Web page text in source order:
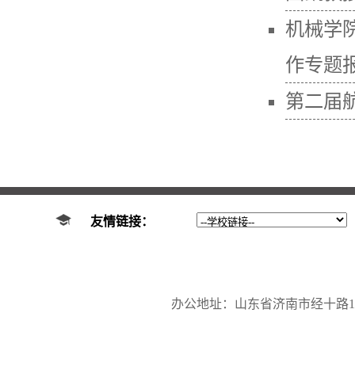
机械学
作专题
第二届
友情链接：
办公地址：山东省济南市经十路